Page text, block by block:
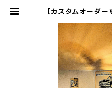
【カスタムオーダ